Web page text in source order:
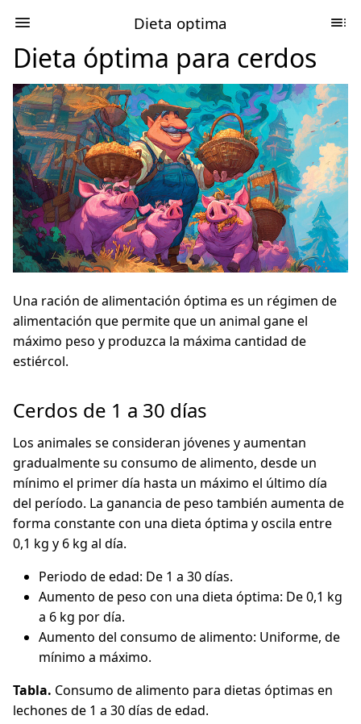
Dieta optima
Dieta óptima para cerdos
Una ración de alimentación óptima es un régimen de
alimentación que permite que un animal gane el
máximo peso y produzca la máxima cantidad de
estiércol.
Cerdos de 1 a 30 días
Los animales se consideran jóvenes y aumentan
gradualmente su consumo de alimento, desde un
mínimo el primer día hasta un máximo el último día
del período. La ganancia de peso también aumenta de
forma constante con una dieta óptima y oscila entre
0,1 kg y 6 kg al día.
Periodo de edad: De 1 a 30 días.
Aumento de peso con una dieta óptima: De 0,1 kg
a 6 kg por día.
Aumento del consumo de alimento: Uniforme, de
mínimo a máximo.
Tabla. Consumo de alimento para dietas óptimas en
lechones de 1 a 30 días de edad.